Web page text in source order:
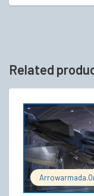
Related